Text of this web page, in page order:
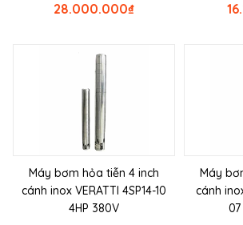
₫
28.000.000
Máy bơm hỏa tiễn 4 inch
cánh inox VERATTI 4SP14-10
4HP 380V
Máy
cánh
07